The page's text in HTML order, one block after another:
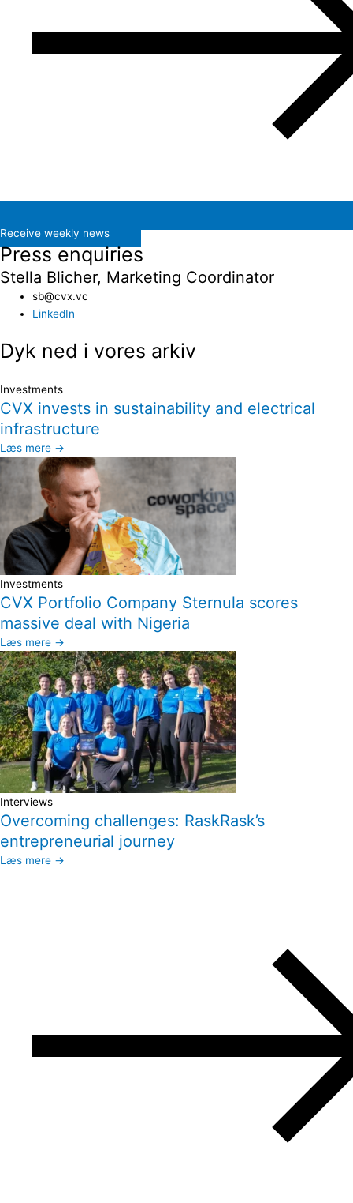
Receive weekly news
Press enquiries
Stella Blicher, Marketing Coordinator
sb@cvx.vc​
LinkedIn
Dyk ned i vores arkiv
Investments
CVX invests in sustainability and electrical
infrastructure
Læs mere →
Investments
CVX Portfolio Company Sternula scores
massive deal with Nigeria
Læs mere →
Interviews
Overcoming challenges: RaskRask’s
entrepreneurial journey
Læs mere →